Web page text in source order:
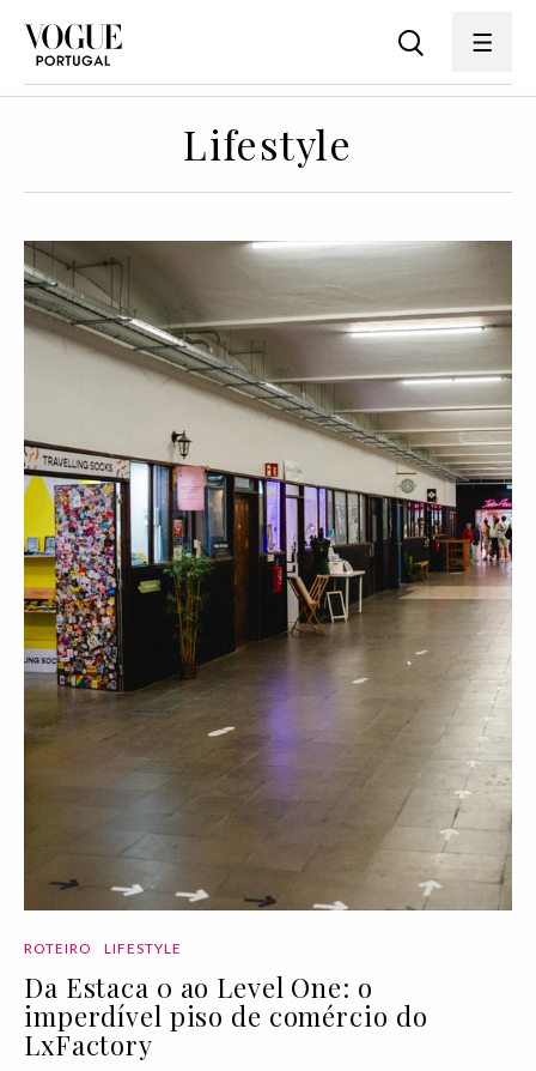
Lifestyle
ROTEIRO LIFESTYLE
Da Estaca 0 ao Level One: o
imperdível piso de comércio do
LxFactory